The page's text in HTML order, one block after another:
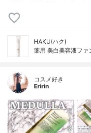
HAKU(ハク)
薬用 美白美容液ファ
コスメ好き
Eririn